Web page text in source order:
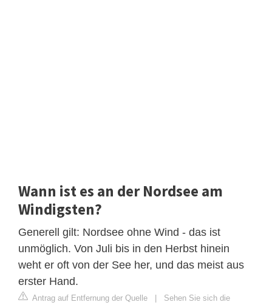
Wann ist es an der Nordsee am
Windigsten?
Generell gilt: Nordsee ohne Wind - das ist
unmöglich. Von Juli bis in den Herbst hinein
weht er oft von der See her, und das meist aus
erster Hand.
Antrag auf Entfernung der Quelle | Sehen Sie sich die